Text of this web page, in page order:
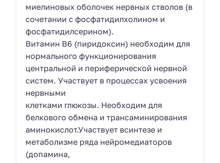
миелиновых оболочек нервных стволов (в
сочетании с фосфатидилхолином и
фосфатидилсерином).
Витамин В6 (пиридоксин) необходим для
нормального функционирования
центральной и периферической нервной
систем. Участвует в процессах усвоения
нервными
клетками глюкозы. Необходим для
белкового обмена и трансаминирования
аминокислот.Участвует всинтезе и
метаболизме ряда нейромедиаторов
(допамина,